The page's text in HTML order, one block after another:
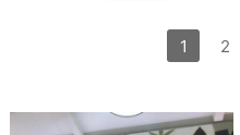
1 2